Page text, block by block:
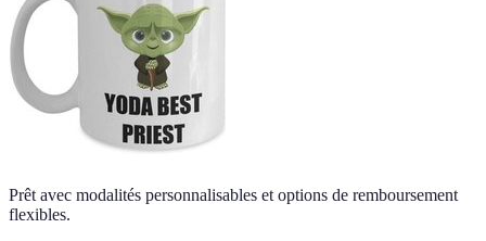
Prêt avec modalités personnalisables et options de remboursement
flexibles.